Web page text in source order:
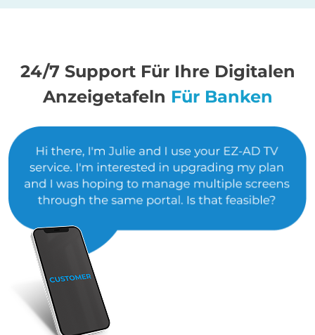
24/7 Support Für Ihre Digitalen
Anzeigetafeln Für Banken